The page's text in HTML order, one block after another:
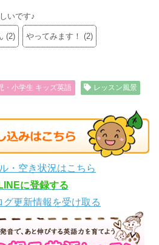
いです♪
(2) やってみます！ (2)
・小学生 キッズ英語 レッスン風景
・空き状況はこちら
に登録する
グ更新情報を受け取る